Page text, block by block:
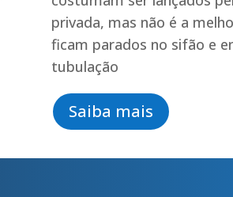
privada, mas não é a
ficam parados no sifão e
tubulação
Saiba mais